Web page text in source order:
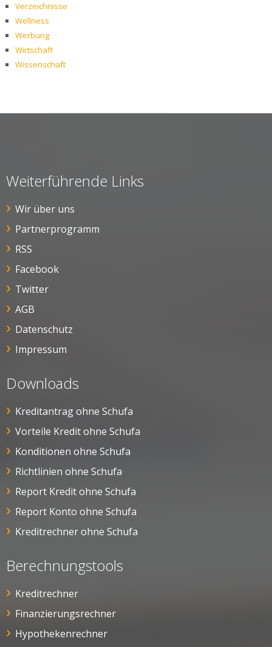
Verzeichnisse
Wellness
Werbung
Wirtschaft
Wissenschaft
Weiterführende Links
Wir über uns
Partnerprogramm
RSS
Facebook
Twitter
AGB
Datenschutz
Impressum
Downloads
Kreditantrag ohne Schufa
Vorteile Kredit ohne Schufa
Konditionen ohne Schufa
Richtlinien ohne Schufa
Report Kredit ohne Schufa
Report Konto ohne Schufa
Kreditrechner ohne Schufa
Berechnungstools
Kreditrechner
Finanzierungsrechner
Hypothekenrechner